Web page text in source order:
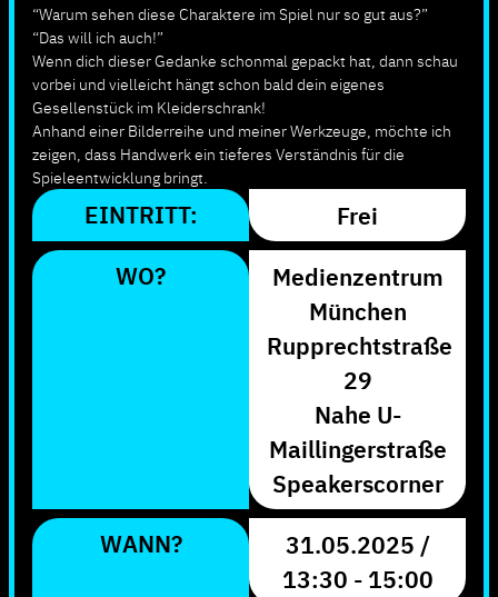
“Warum sehen diese Charaktere im Spiel nur so gut aus?”
“Das will ich auch!”
Wenn dich dieser Gedanke schonmal gepackt hat, dann schau
vorbei und vielleicht hängt schon bald dein eigenes
Gesellenstück im Kleiderschrank!
Anhand einer Bilderreihe und meiner Werkzeuge, möchte ich
zeigen, dass Handwerk ein tieferes Verständnis für die
Spieleentwicklung bringt.
EINTRITT:
Frei
WO?
Medienzentrum
München
Rupprechtstraße
29
Nahe U-
Maillingerstraße
Speakerscorner
WANN?
31.05.2025 /
13:30 - 15:00